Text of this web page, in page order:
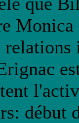
début